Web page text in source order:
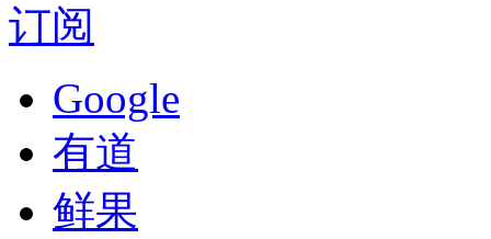
订阅
Google
有道
鲜果